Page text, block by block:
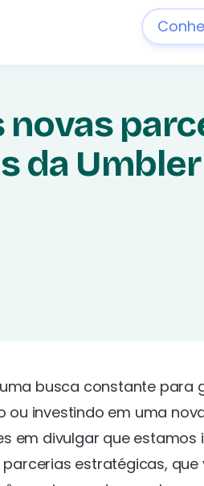
novas
da Umbler
busca constante para
ou investindo em uma
em divulgar que
estratégicas,